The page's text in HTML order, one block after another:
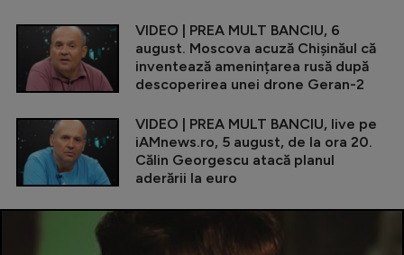
VIDEO | PREA MULT BANCIU, 6
august. Moscova acuză Chișinăul că
inventează amenințarea rusă după
descoperirea unei drone Geran-2
VIDEO | PREA MULT BANCIU, live pe
iAMnews.ro, 5 august, de la ora 20.
Călin Georgescu atacă planul
aderării la euro